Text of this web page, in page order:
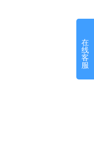
在
线
客
服